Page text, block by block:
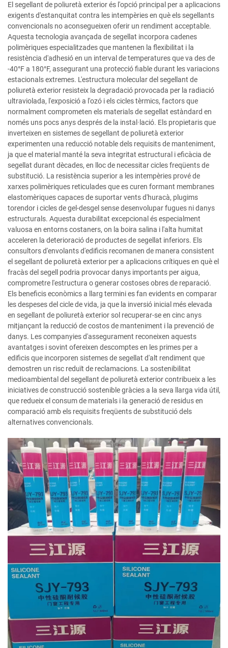
El segellant de poliuretà exterior és l'opció principal per a aplicacions
exigents d'estanquitat contra les intempèries en què els segellants
convencionals no aconsegueixen oferir un rendiment acceptable.
Aquesta tecnologia avançada de segellat incorpora cadenes
polimèriques especialitzades que mantenen la flexibilitat i la
resistència d'adhesió en un interval de temperatures que va des de
-40°F a 180°F, assegurant una protecció fiable durant les variacions
estacionals extremes. L'estructura molecular del segellant de
poliuretà exterior resisteix la degradació provocada per la radiació
ultraviolada, l'exposició a l'ozó i els cicles tèrmics, factors que
normalment comprometen els materials de segellat estàndard en
només uns pocs anys després de la instal·lació. Els propietaris que
inverteixen en sistemes de segellant de poliuretà exterior
experimenten una reducció notable dels requisits de manteniment,
ja que el material manté la seva integritat estructural i eficàcia de
segellat durant dècades, en lloc de necessitar cicles freqüents de
substitució. La resistència superior a les intempèries prové de
xarxes polimèriques reticulades que es curen formant membranes
elastomèriques capaces de suportar vents d'huracà, plugims
torendor i cicles de gel-desgel sense desenvolupar fugues ni danys
estructurals. Aquesta durabilitat excepcional és especialment
valuosa en entorns costaners, on la boira salina i l'alta humitat
acceleren la deterioració de productes de segellat inferiors. Els
consultors d'envolants d'edificis recomanen de manera consistent
el segellant de poliuretà exterior per a aplicacions crítiques en què el
fracàs del segell podria provocar danys importants per aigua,
comprometre l'estructura o generar costoses obres de reparació.
Els beneficis econòmics a llarg termini es fan evidents en comparar
les despeses del cicle de vida, ja que la inversió inicial més elevada
en segellant de poliuretà exterior sol recuperar-se en cinc anys
mitjançant la reducció de costos de manteniment i la prevenció de
danys. Les companyies d'assegurament reconeixen aquests
avantatges i sovint ofereixen descomptes en les primes per a
edificis que incorporen sistemes de segellat d'alt rendiment que
demostren un risc reduït de reclamacions. La sostenibilitat
medioambiental del segellant de poliuretà exterior contribueix a les
iniciatives de construcció sostenible gràcies a la seva llarga vida útil,
que redueix el consum de materials i la generació de residus en
comparació amb els requisits freqüents de substitució dels
alternatives convencionals.